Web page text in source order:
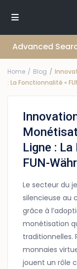
Advanced
Home Blog
: La Fonctionnalité «
Ligne :
FUN-
Le secteur du
silencieuse au
grâce à
monétisation
traditionnelles.
monnaies
jouent un rôle